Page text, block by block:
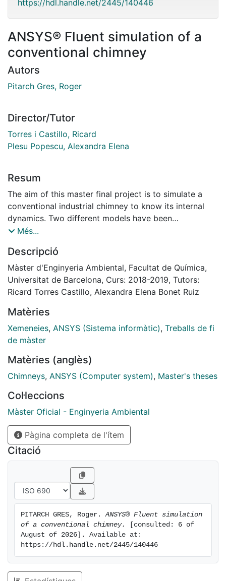
https://hdl.handle.net/2445/140446
ANSYS® Fluent simulation of a
conventional chimney
Autors
Pitarch Gres, Roger
Director/Tutor
Torres i Castillo, Ricard
Plesu Popescu, Alexandra Elena
Resum
The aim of this master final project is to simulate a
conventional industrial chimney to know its internal
dynamics. Two different models have been
considered, one with a laminar regime and the other
been made in each model; one that only includes a
mixture of gases as an inlet fluid and another that
incorporates particles to the previous model. Firstly,
the model has been validated based on the query of
there have been studies of pressure, temperature and
velocity. The dimensions of the chimney have been
established based on current state regulations and are
understand better the study, a detailed explanation of
the different stages (model geometry, meshing and
images as contour, vectors and some graphics. The
energy balance has also been squared and the
hydrodynamic length has been calculated
Més...
Descripció
Màster d'Enginyeria Ambiental, Facultat de Química,
Universitat de Barcelona, Curs: 2018-2019, Tutors:
Ricard Torres Castillo, Alexandra Elena Bonet Ruiz
Matèries
Xemeneies, ANSYS (Sistema informàtic), Treballs de fi
de màster
Matèries (anglès)
Chimneys, ANSYS (Computer system), Master's theses
Col·leccions
Màster Oficial - Enginyeria Ambiental
Pàgina completa de l'ítem
Citació
PITARCH GRES, Roger. ANSYS® Fluent simulation
of a conventional chimney.
[consulted: 6 of
August of 2026]. Available at:
https://hdl.handle.net/2445/140446